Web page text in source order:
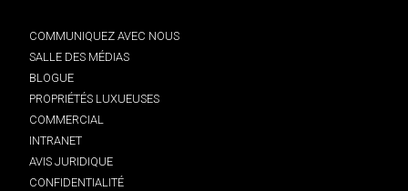
COMMUNIQUEZ AVEC NOUS
SALLE DES MÉDIAS
BLOGUE
PROPRIÉTÉS LUXUEUSES
COMMERCIAL
INTRANET
AVIS JURIDIQUE
CONFIDENTIALITÉ